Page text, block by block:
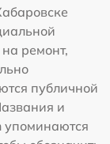
ремонт,
публичной
и
упоминаются